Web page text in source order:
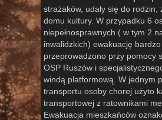
strażaków, udały się do rodzin,
domu kultury. W przypadku 6
niepełnosprawnych ( w tym 2
inwalidzkich) ewakuację
przeprowadzono przy pomocy
OSP Ruszów i
windą platformową. W jednym
transportu osoby chorej użyto
transportowej z ratownikami
Ewakuacja mieszkańców